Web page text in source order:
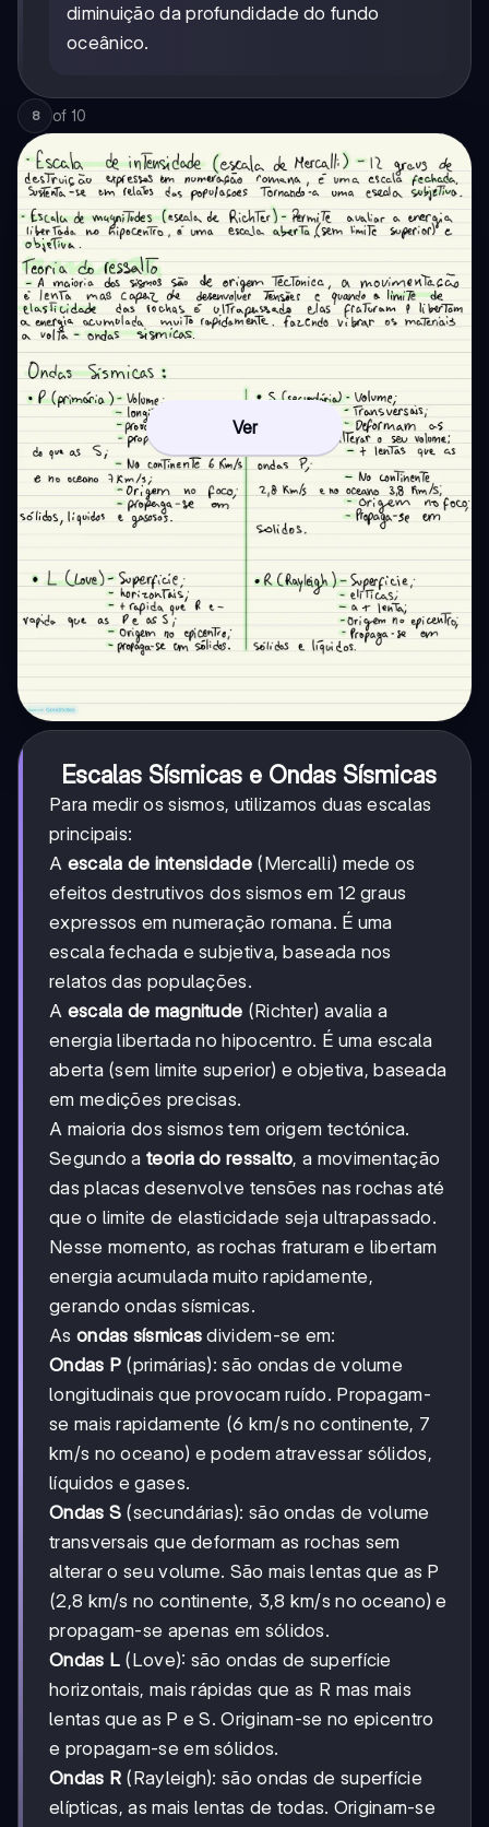
diminuição da profundidade do fundo
oceânico.
8 of 10
Ver
Escalas Sísmicas e Ondas Sísmicas
Para medir os sismos, utilizamos duas escalas
principais:
A escala de intensidade(Mercalli) mede os
efeitos destrutivos dos sismos em 12 graus
expressos em numeração romana. É uma
escala fechada e subjetiva, baseada nos
relatos das populações.
A escala de magnitude (Richter) avalia a
energia libertada no hipocentro. É uma escala
aberta (sem limite superior) e objetiva, baseada
em medições precisas.
A maioria dos sismos tem origem tectónica.
Segundo ateoria do ressalto, a movimentação
das placas desenvolve tensões nas rochas até
que o limite de elasticidade seja ultrapassado.
Nesse momento, as rochas fraturam e libertam
energia acumulada muito rapidamente,
gerando ondas sísmicas.
As ondas sísmicas dividem-se em:
Ondas P (primárias): são ondas de volume
longitudinais que provocam ruído. Propagam-
se mais rapidamente (6 km/s no continente, 7
km/s no oceano) e podem atravessar sólidos,
líquidos e gases.
Ondas S (secundárias): são ondas de volume
transversais que deformam as rochas sem
alterar o seu volume. São mais lentas que as P
(2,8 km/s no continente, 3,8 km/s no oceano) e
propagam-se apenas em sólidos.
Ondas L (Love): são ondas de superfície
horizontais, mais rápidas que as R mas mais
lentas que as P e S. Originam-se no epicentro
e propagam-se em sólidos.
Ondas R (Rayleigh): são ondas de superfície
elípticas, as mais lentas de todas. Originam-se